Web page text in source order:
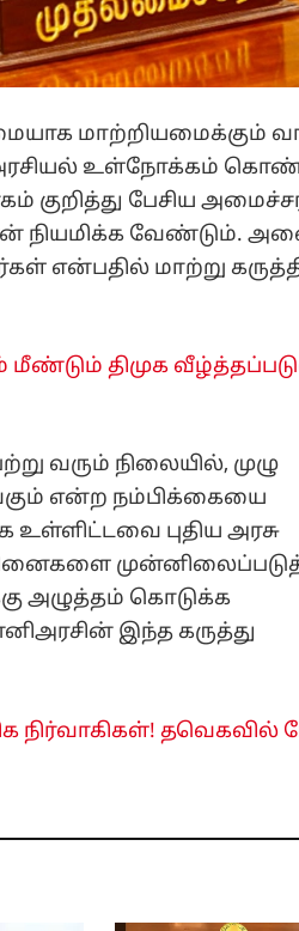
மாற்றியமைக்கும்
அரசியல் உள்நோக்கம்
பேசிய அமைச்சர்,
நியமிக்க வேண்டும்.
என்பதில் மாற்று
மீண்டும் திமுக
வரும் நிலையில், முழு
என்ற நம்பிக்கையை
உள்ளிட்டவை புதிய அரசு
அழுத்தம் கொடுக்க
இந்த கருத்து
நிர்வாகிகள்! தவெகவில்